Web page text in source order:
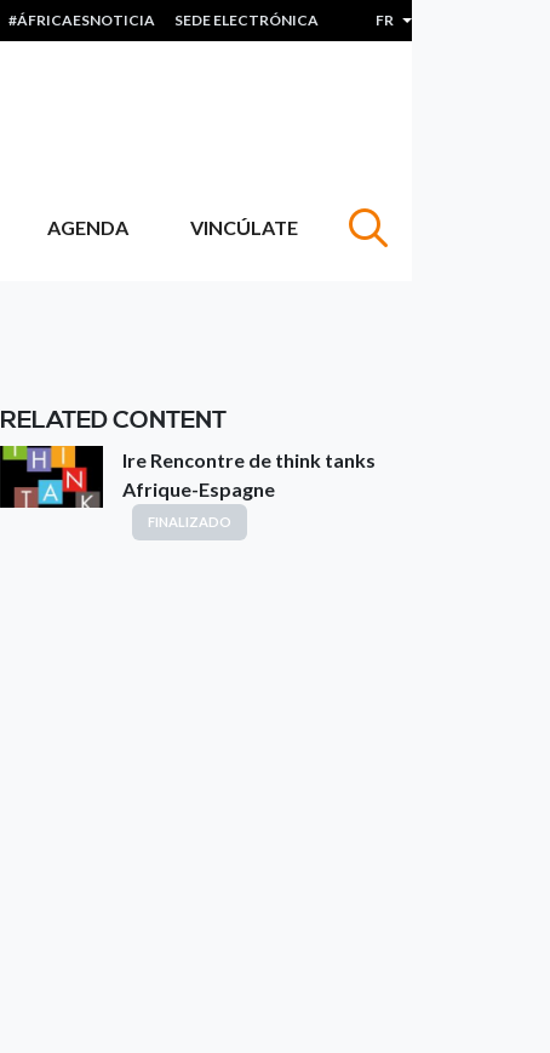
#ÁFRICAESNOTICIA SEDE ELECTRÓNICA FR Lister les actions
AGENDA VINCÚLATE
RELATED CONTENT
Ire Rencontre de think tanks
Afrique-Espagne
FINALIZADO